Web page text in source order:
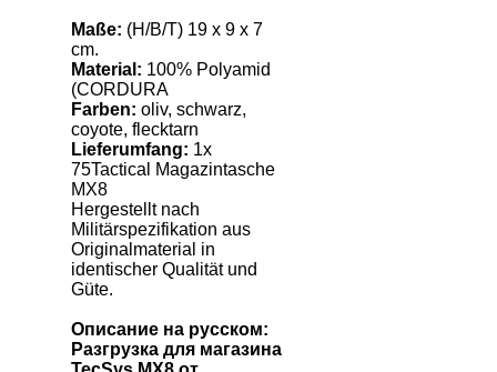
Maße: (H/B/T) 19 x 9 x 7
cm.
Material: 100% Polyamid
(CORDURA
Farben: oliv, schwarz,
coyote, flecktarn
Lieferumfang: 1x
75Tactical Magazintasche
MX8
Hergestellt nach
Militärspezifikation aus
Originalmaterial in
identischer Qualität und
Güte.
Описание на русском:
Разгрузка для магазина